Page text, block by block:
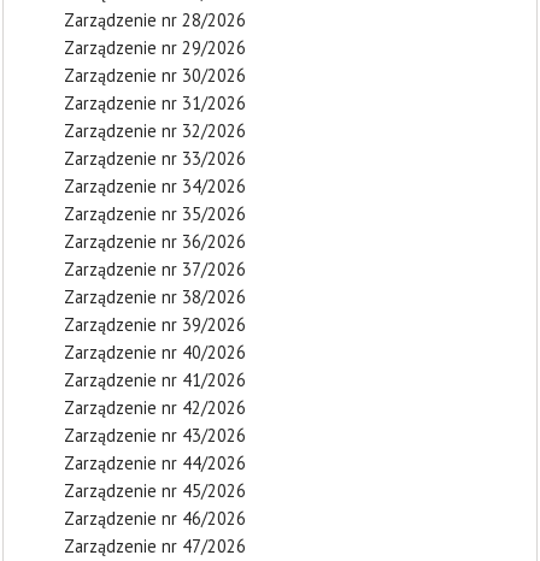
Zarządzenie nr 28/2026
Zarządzenie nr 29/2026
Zarządzenie nr 30/2026
Zarządzenie nr 31/2026
Zarządzenie nr 32/2026
Zarządzenie nr 33/2026
Zarządzenie nr 34/2026
Zarządzenie nr 35/2026
Zarządzenie nr 36/2026
Zarządzenie nr 37/2026
Zarządzenie nr 38/2026
Zarządzenie nr 39/2026
Zarządzenie nr 40/2026
Zarządzenie nr 41/2026
Zarządzenie nr 42/2026
Zarządzenie nr 43/2026
Zarządzenie nr 44/2026
Zarządzenie nr 45/2026
Zarządzenie nr 46/2026
Zarządzenie nr 47/2026